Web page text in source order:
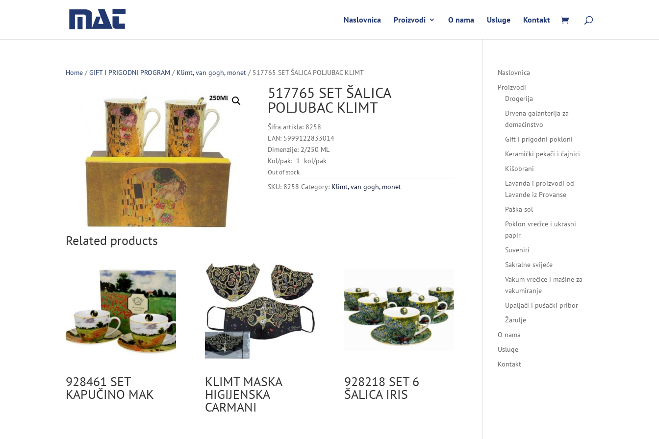
Naslovnica Proizvodi O nama Usluge Kontakt
Home /GIFT I PRIGODNI PROGRAM / Klimt, van gogh, monet / 517765 SET ŠALICA POLJUBAC KLIMT
517765 SET ŠALICA
POLJUBAC KLIMT
Šifra artikla: 8258
EAN: 5999122833014
Dimenzije: 2/250 ML
Kol/pak: 1 kol/pak
Out of stock
SKU: 8258 Category: Klimt, van gogh, monet
Related products
928461 SET
KAPUČINO MAK
KLIMT MASKA
HIGIJENSKA
CARMANI
928218 SET 6
ŠALICA IRIS
Naslovnica
Proizvodi
Drogerija
Drvena galanterija za
domaćinstvo
Gift i prigodni pokloni
Keramički pekači i čajnici
Kišobrani
Lavanda i proizvodi od
Lavande iz Provanse
Paška sol
Poklon vrećice i ukrasni
papir
Suveniri
Sakralne svijeće
Vakum vrećice i mašine za
vakumiranje
Upaljači i pušački pribor
Žarulje
O nama
Usluge
Kontakt